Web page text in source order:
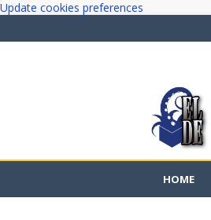
Update cookies preferences
HOME